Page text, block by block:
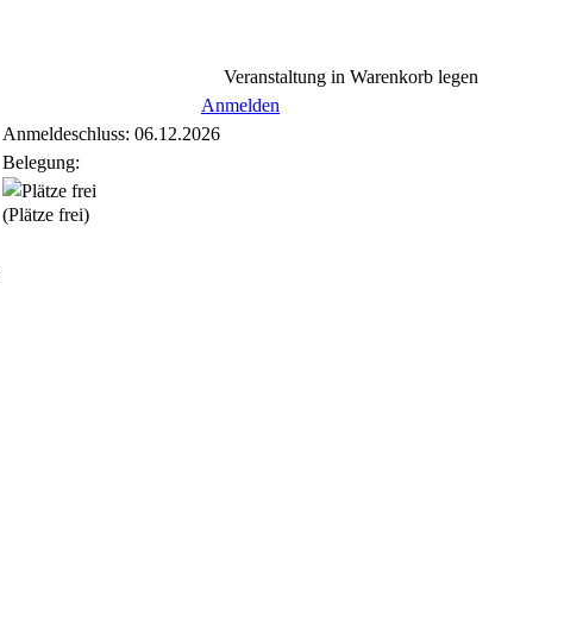
Veranstaltung in Warenkorb legen
Anmelden
Anmeldeschluss: 06.12.2026
Belegung:
(Plätze frei)